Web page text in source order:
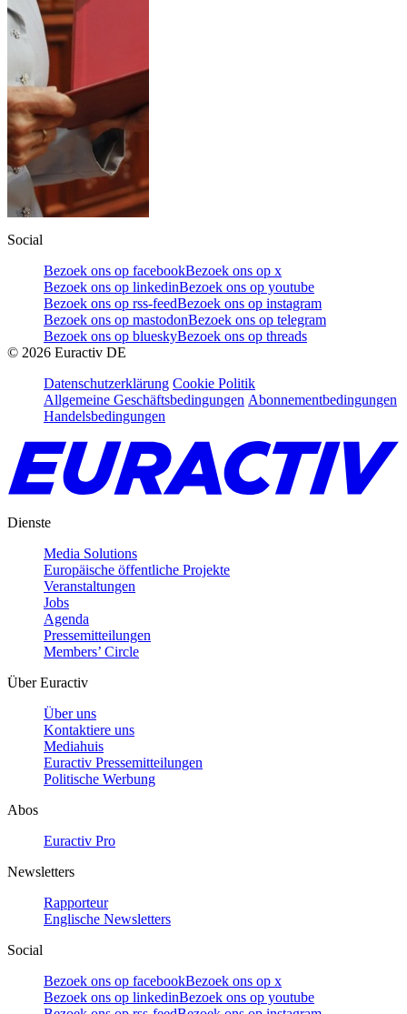
Social
Bezoek ons op facebookBezoek ons op x
Bezoek ons op linkedinBezoek ons op youtube
Bezoek ons op rss-feedBezoek ons op instagram
Bezoek ons op mastodonBezoek ons op telegram
Bezoek ons op blueskyBezoek ons op threads
© 2026 Euractiv DE
Datenschutzerklärung Cookie Politik
Allgemeine Geschäftsbedingungen Abonnementbedingungen
Handelsbedingungen
Dienste
Media Solutions
Europäische öffentliche Projekte
Veranstaltungen
Jobs
Agenda
Pressemitteilungen
Members’ Circle
Über Euractiv
Über uns
Kontaktiere uns
Mediahuis
Euractiv Pressemitteilungen
Politische Werbung
Abos
Euractiv Pro
Newsletters
Rapporteur
Englische Newsletters
Social
Bezoek ons op facebookBezoek ons op x
Bezoek ons op linkedinBezoek ons op youtube